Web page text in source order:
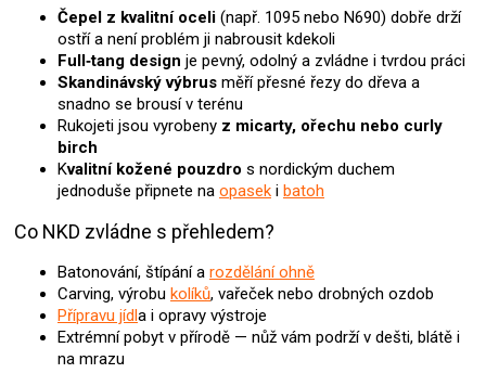
ý
p
i
s
u
Čepel z kvalitní oceli (např. 1095 nebo N690) dobře drží
ostří a není problém ji nabrousit kdekoli
Full‑tang design je pevný, odolný a zvládne i tvrdou práci
Skandinávský výbrus měří přesné řezy do dřeva a
snadno se brousí v terénu
Rukojeti jsou vyrobeny z micarty, ořechu nebo curly
birch
Kvalitní kožené pouzdro s nordickým duchem
jednoduše připnete na opasek i batoh
Co NKD zvládne s přehledem?
Batonování, štípání a rozdělání ohně
Carving, výrobu kolíků, vařeček nebo drobných ozdob
Přípravu jídla i opravy výstroje
Extrémní pobyt v přírodě — nůž vám podrží v dešti, blátě i
na mrazu